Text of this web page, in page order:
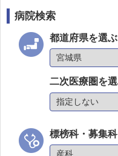
病院検索
都道府県を選ぶ
二次医療圏を
標榜科・募集